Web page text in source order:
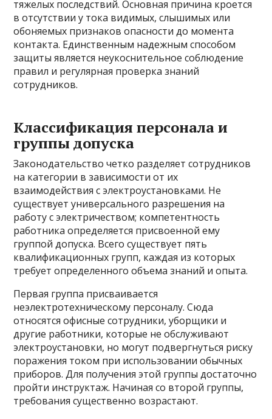
тяжелых последствий. Основная причина кроется
в отсутствии у тока видимых, слышимых или
обоняемых признаков опасности до момента
контакта. Единственным надежным способом
защиты является неукоснительное соблюдение
правил и регулярная проверка знаний
сотрудников.
Классификация персонала и
группы допуска
Законодательство четко разделяет сотрудников
на категории в зависимости от их
взаимодействия с электроустановками. Не
существует универсального разрешения на
работу с электричеством; компетентность
работника определяется присвоенной ему
группой допуска. Всего существует пять
квалификационных групп, каждая из которых
требует определенного объема знаний и опыта.
Первая группа присваивается
неэлектротехническому персоналу. Сюда
относятся офисные сотрудники, уборщики и
другие работники, которые не обслуживают
электроустановки, но могут подвергнуться риску
поражения током при использовании обычных
приборов. Для получения этой группы достаточно
пройти инструктаж. Начиная со второй группы,
требования существенно возрастают.